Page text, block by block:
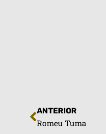
ANTERIOR
Romeu Tuma